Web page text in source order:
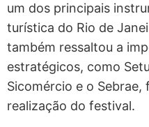
um dos principais
turística do Rio de
também ressaltou a
estratégicos, como
Sicomércio e o Sebrae,
realização do festival.